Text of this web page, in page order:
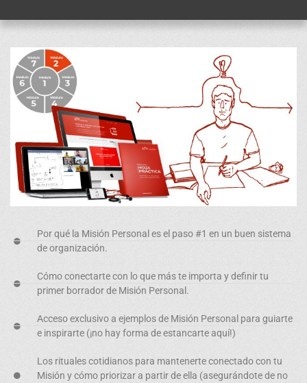
Por qué la Misión Personal es el paso #1 en un buen sistema
de organización.
Cómo conectarte con lo que más te importa ydefinir tu
primer borradorde Misión Personal.
Acceso exclusivo a ejemplosde Misión Personal para guiarte
e inspirarte (¡no hay forma de estancarte aquí!)
Los rituales cotidianos para mantenerte conectado con tu
Misión y cómo priorizar a partir de ella (asegurándote de no